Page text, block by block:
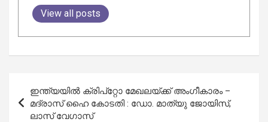
View all posts
navigation
ഇന്ത്യയിൽ ക്രിപ്റ്റോ മേഖലയ്ക്ക് അംഗീകാരം –
മദ്രാസ് ഹൈ കോടതി : ഡോ. മാത്യു ജോയിസ്,
ലാസ്‌ വേഗാസ്